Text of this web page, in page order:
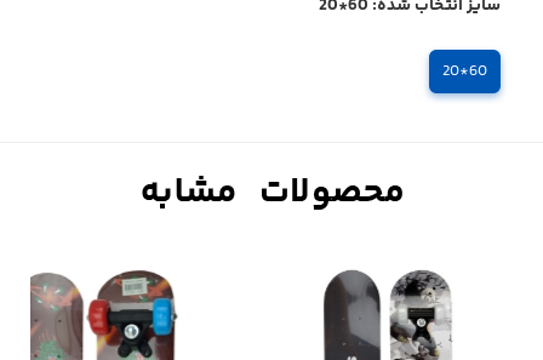
سایز انتخاب شده: 60*20
60*20